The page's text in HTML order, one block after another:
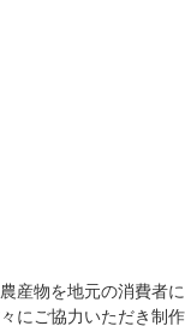
産物を地元の消費者に
にご協力いただき制作